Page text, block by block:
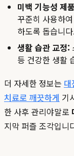
미백 기능성 제
꾸준히 사용하
하도록 돕습니
생활 습관 교정:
등 건강한 생활
더 자세한 정보는 대
치료로 깨끗하게 기
한 사후 관리야말로
지막 퍼즐 조각입니